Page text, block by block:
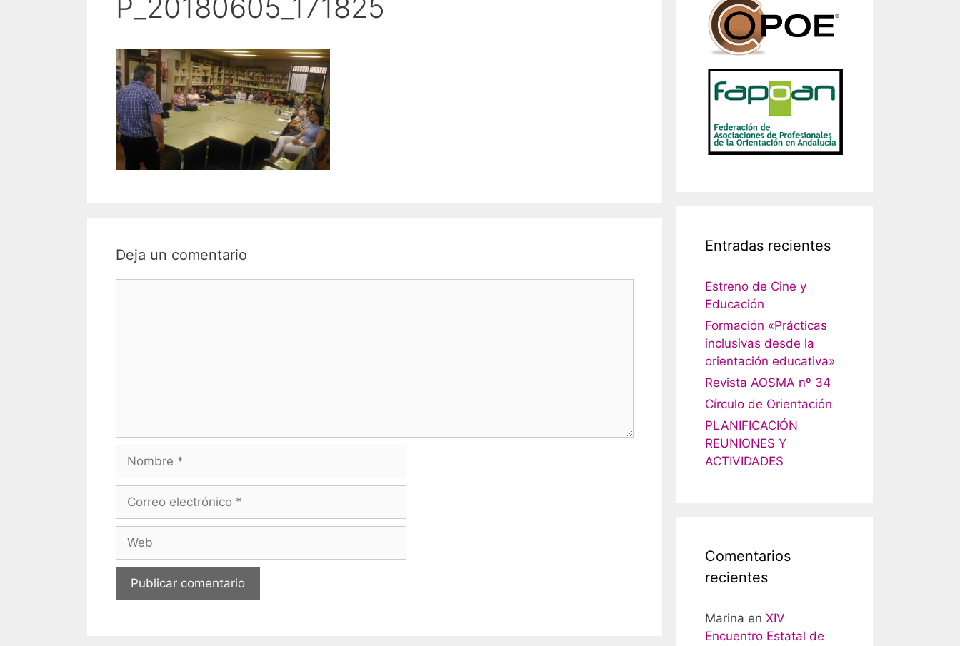
P_20180605_171825
Deja un comentario
Nombre
Correo
Web
Entradas recientes
Estreno de Cine y
Educación
Formación «Prácticas
inclusivas desde la
orientación educativa»
Revista AOSMA nº 34
Círculo de Orientación
PLANIFICACIÓN
REUNIONES Y
ACTIVIDADES
Comentarios
recientes
Marina en XIV
Encuentro Estatal de